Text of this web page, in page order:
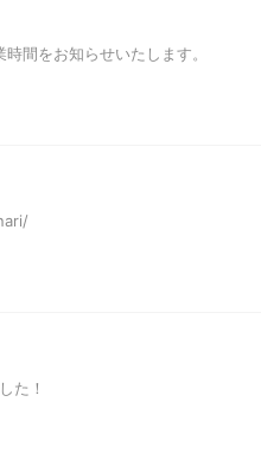
時間をお知らせいたします。
しました！